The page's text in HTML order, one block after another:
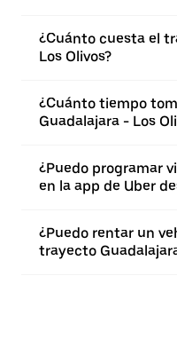
¿Cuánto cuesta el
Los Olivos?
¿Cuánto tiempo
Guadalajara - Los
¿Puedo programar
en la app de Uber
¿Puedo rentar un
trayecto